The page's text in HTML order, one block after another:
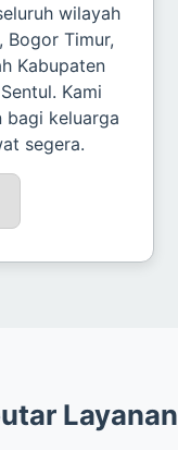
wilayah
Bogor Timur,
Kabupaten
Kami
bagi keluarga
segera.
Layanan